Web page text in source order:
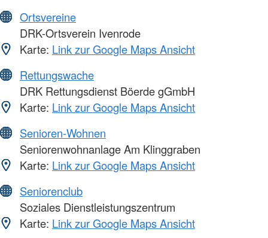
Ortsvereine
DRK-Ortsverein Ivenrode
Karte: Link zur Google Maps Ansicht
Rettungswache
DRK Rettungsdienst Böerde gGmbH
Karte: Link zur Google Maps Ansicht
Senioren-Wohnen
Seniorenwohnanlage Am Klinggraben
Karte: Link zur Google Maps Ansicht
Seniorenclub
Soziales Dienstleistungszentrum
Karte: Link zur Google Maps Ansicht